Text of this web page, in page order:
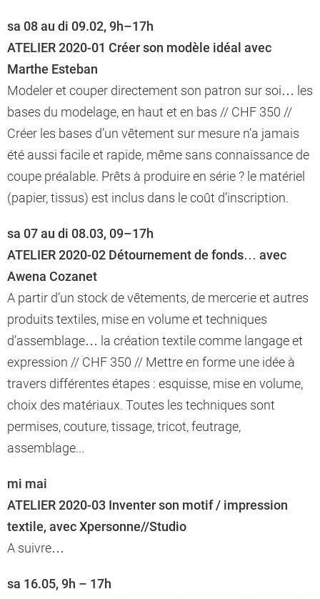
sa 08 au di 09.02, 9h–17h
ATELIER 2020-01 Créer son modèle idéal avec
Marthe Esteban
Modeler et couper directement son patron sur soi… les
bases du modelage, en haut et en bas // CHF 350 //
Créer les bases d’un vêtement sur mesure n’a jamais
été aussi facile et rapide, même sans connaissance de
coupe préalable. Prêts à produire en série ? le matériel
(papier, tissus) est inclus dans le coût d’inscription.
sa 07 au di 08.03, 09–17h
ATELIER 2020-02 Détournement de fonds… avec
Awena Cozanet
A partir d’un stock de vêtements, de mercerie et autres
produits textiles, mise en volume et techniques
d’assemblage… la création textile comme langage et
expression // CHF 350 // Mettre en forme une idée à
travers différentes étapes : esquisse, mise en volume,
choix des matériaux. Toutes les techniques sont
permises, couture, tissage, tricot, feutrage,
assemblage...
mi mai
ATELIER 2020-03 Inventer son motif / impression
textile, avec Xpersonne//Studio
A suivre…
sa 16.05, 9h – 17h